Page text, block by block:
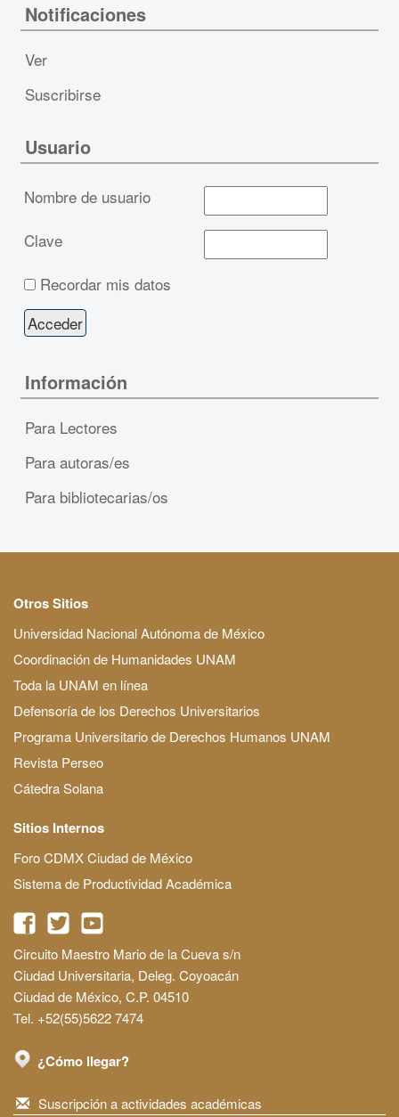
Notificaciones
Ver
Suscribirse
Usuario
Nombre de usuario
Clave
Recordar mis datos
Información
Para Lectores
Para autoras/es
Para bibliotecarias/os
Otros Sitios
Universidad Nacional Autónoma de México
Coordinación de Humanidades UNAM
Toda la UNAM en línea
Defensoría de los Derechos Universitarios
Programa Universitario de Derechos Humanos UNAM
Revista Perseo
Cátedra Solana
Sitios Internos
Foro CDMX Ciudad de México
Sistema de Productividad Académica
Circuito Maestro Mario de la Cueva s/n
Ciudad Universitaria, Deleg. Coyoacán
Ciudad de México, C.P. 04510
Tel. +52(55)5622 7474
¿Cómo llegar?
Suscripción a actividades académicas